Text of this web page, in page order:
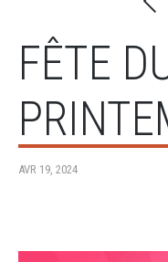
FÊTE
AVR 19, 2024